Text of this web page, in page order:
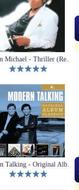
Jackson Michael - Thriller (Reedycja)
Modern Talking - Original Album Classics (5CD)